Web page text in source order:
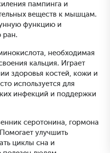
пампинга и
веществ к мышцам.
функцию и
ран.
необходимая
кальция. Играет
здоровья костей, кожи и
используется для
инфекций и поддержки
серотонина, гормона
улучшить
циклы сна и